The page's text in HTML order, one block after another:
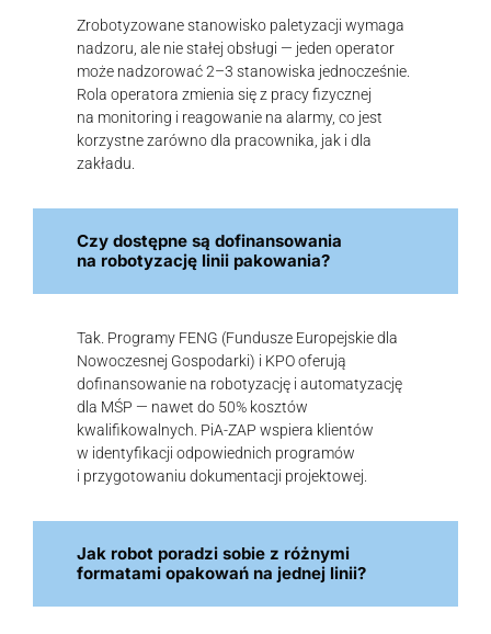
Zrobotyzowane stanowisko paletyzacji wymaga
nadzoru, ale nie stałej obsługi — jeden operator
może nadzorować 2–3 stanowiska jednocześnie.
Rola operatora zmienia się z pracy fizycznej
na monitoring i reagowanie na alarmy, co jest
korzystne zarówno dla pracownika, jak i dla
zakładu.
Czy dostępne są dofinansowania
na robotyzację linii pakowania?
Tak. Programy FENG (Fundusze Europejskie dla
Nowoczesnej Gospodarki) i KPO oferują
dofinansowanie na robotyzację i automatyzację
dla MŚP — nawet do 50% kosztów
kwalifikowalnych. PiA-ZAP wspiera klientów
w identyfikacji odpowiednich programów
i przygotowaniu dokumentacji projektowej.
Jak robot poradzi sobie z różnymi
formatami opakowań na jednej linii?